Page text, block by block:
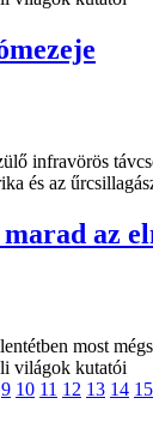
infravörös
és az
az
most
világok kutatói
9 10 11 12 13 14 15